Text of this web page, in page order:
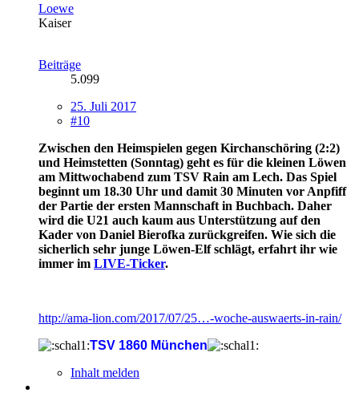
Loewe
Kaiser
Beiträge
5.099
25. Juli 2017
#10
Zwischen den Heimspielen gegen Kirchanschöring (2:2)
und Heimstetten (Sonntag) geht es für die kleinen Löwen
am Mittwochabend zum TSV Rain am Lech. Das Spiel
beginnt um 18.30 Uhr und damit 30 Minuten vor Anpfiff
der Partie der ersten Mannschaft in Buchbach. Daher
wird die U21 auch kaum aus Unterstützung auf den
Kader von Daniel Bierofka zurückgreifen. Wie sich die
sicherlich sehr junge Löwen-Elf schlägt, erfahrt ihr wie
immer im LIVE-Ticker.
http://ama-lion.com/2017/07/25…-woche-auswaerts-in-rain/
TSV 1860 München
Inhalt melden